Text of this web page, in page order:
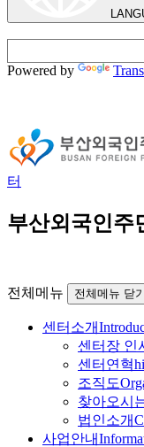
Powered by
터
부산외국인주
전체메뉴 전체메뉴 닫기
센터소개
센터장 인
센터연혁
조직도
찾아오시
법인소개
사업안내